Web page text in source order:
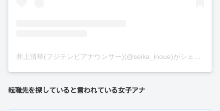
井上清華(フジテレビアナウンサー)(@seika_inoue)がシェアした投稿
転職先を探していると言われている女子アナ